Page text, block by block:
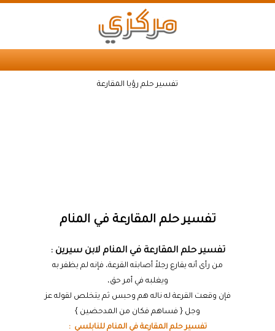
تفسير حلم رؤيا المقارعة
تفسير حلم المقارعة في المنام
تفسير حلم المقارعة في المنام لابن سيرين :
من رأى أنه يقارع رجلاً أصابته القرعة، فإنه لم يظفر به
ويغلبه في أمر حق،
فإن وقعت القرعة له ناله هم وحبس ثم يتخلص لقوله عز
وجل { فساهم فكان من المدحضين }
تفسير حلم المقارعة في المنام للنابلسي :